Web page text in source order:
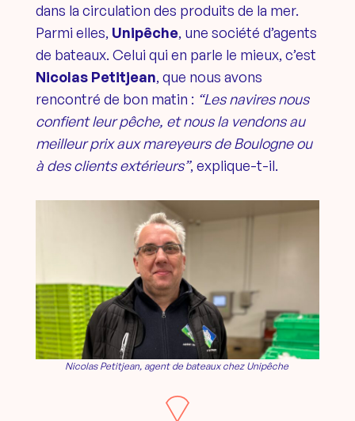
dans la circulation des produits de la mer.
Parmi elles, Unipêche, une société d’agents
de bateaux. Celui qui en parle le mieux, c’est
Nicolas Petitjean, que nous avons
rencontré de bon matin : “Les navires nous
confient leur pêche, et nous la vendons au
meilleur prix aux mareyeurs de Boulogne ou
à des clients extérieurs”, explique-t-il.
Nicolas Petitjean, agent de bateaux chez Unipêche